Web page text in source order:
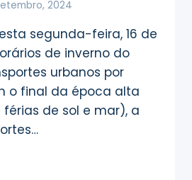
2024
segunda-feira, 16 de
de inverno do
urbanos por
o final da época alta
de sol e mar), a